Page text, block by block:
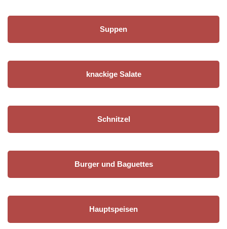
Suppen
knackige Salate
Schnitzel
Burger und Baguettes
Hauptspeisen